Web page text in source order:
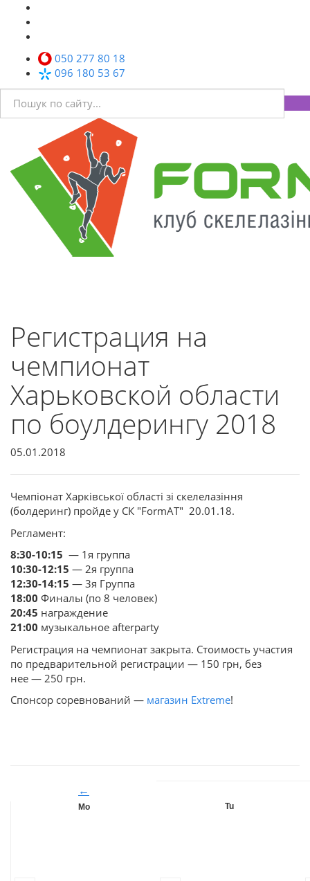
050 277 80 18
096 180 53 67
Регистрация на
чемпионат
Харьковской области
по боулдерингу 2018
05.01.2018
Чемпіонат Харківської області зі скелелазіння
(болдеринг) пройде у СК "FormAT" 20.01.18.
Регламент:
8:30-10:15 — 1я группа
10:30-12:15 — 2я группа
12:30-14:15 — 3я Группа
18:00 Финалы (по 8 человек)
20:45 награждение
21:00 музыкальное afterparty
Регистрация на чемпионат закрыта. Стоимость участия
по предварительной регистрации — 150 грн, без
нее — 250 грн.
Спонсор соревнований — магазин Extreme!
←
Mo Tu